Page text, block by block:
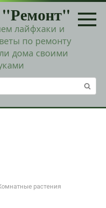
лайфхаки и
по ремонту
дома своими
растения